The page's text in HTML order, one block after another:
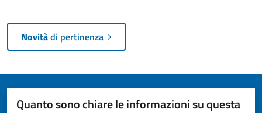
Novitàdi pertinenza
Quanto sono chiare le informazioni su questa